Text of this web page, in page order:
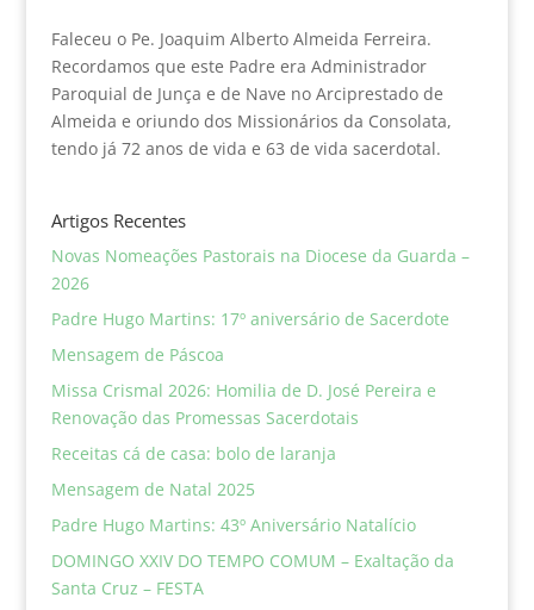
Faleceu o Pe. Joaquim Alberto Almeida Ferreira.
Recordamos que este Padre era Administrador
Paroquial de Junça e de Nave no Arciprestado de
Almeida e oriundo dos Missionários da Consolata,
tendo já 72 anos de vida e 63 de vida sacerdotal.
Artigos Recentes
Novas Nomeações Pastorais na Diocese da Guarda –
2026
Padre Hugo Martins: 17º aniversário de Sacerdote
Mensagem de Páscoa
Missa Crismal 2026: Homilia de D. José Pereira e
Renovação das Promessas Sacerdotais
Receitas cá de casa: bolo de laranja
Mensagem de Natal 2025
Padre Hugo Martins: 43º Aniversário Natalício
DOMINGO XXIV DO TEMPO COMUM – Exaltação da
Santa Cruz – FESTA